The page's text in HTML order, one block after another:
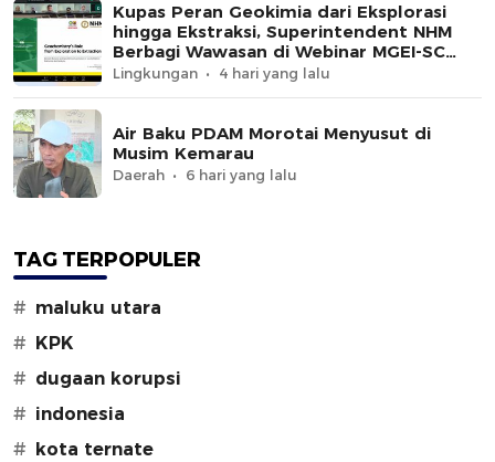
Kupas Peran Geokimia dari Eksplorasi
hingga Ekstraksi, Superintendent NHM
Berbagi Wawasan di Webinar MGEI-SC
UNG
Lingkungan 4 hari yang lalu
Air Baku PDAM Morotai Menyusut di
Musim Kemarau
Daerah 6 hari yang lalu
TAG TERPOPULER
# maluku utara
# KPK
# dugaan korupsi
# indonesia
# kota ternate